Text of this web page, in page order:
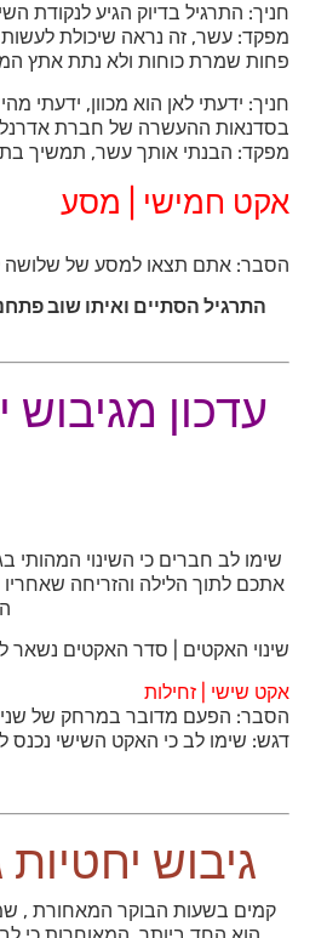
חניך: התרגיל בדיוק הגיע לנקודת
מפקד: עשר, זה נראה שיכולת
פחות שמרת כוחות ולא נתת אתץ
חניך: ידעתי לאן הוא מכוון,
בסדנאות ההעשרה של חברת
מפקד: הבנתי אותך עשר, תמשיך
אקט חמישי | מסע
הסבר: אתם תצאו למסע של שלושה
התרגיל הסתיים ואיתו שוב
עדכון
שימו לב חברים כי השינוי המהותי
אתכם לתוך הלילה והזריחה שאחריו
שינוי האקטים | סדר האקטים נשאר
אקט שישי | זחילות
הסבר: הפעם מדובר במרחק של שני
דגש: שימו לב כי האקט השישי נכנס
גיבוש
קמים בשעות הבוקר המאחורת ,